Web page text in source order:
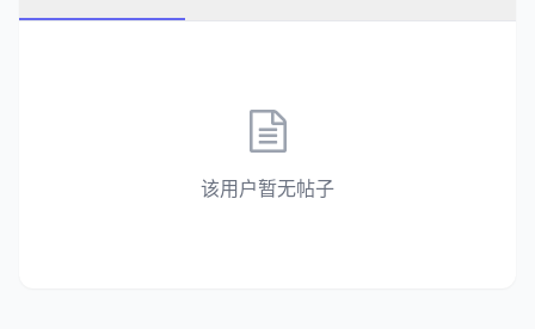
该用户暂无帖子